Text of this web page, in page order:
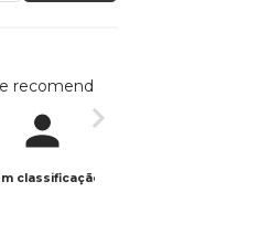
recomendada
classificação